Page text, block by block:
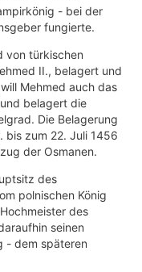
- bei der
fungierte.
von türkischen
II., belagert und
Mehmed auch das
belagert die
Die Belagerung
bis zum 22. Juli 1456
der Osmanen.
des
polnischen König
des
seinen
- dem späteren